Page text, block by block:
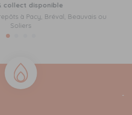
collect disponible
à Pacy, Bréval, Beauvais ou
Soliers